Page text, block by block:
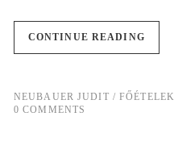
CONTINUE READING
NEUBAUER JUDIT FŐÉTELEK
0 COMMENTS